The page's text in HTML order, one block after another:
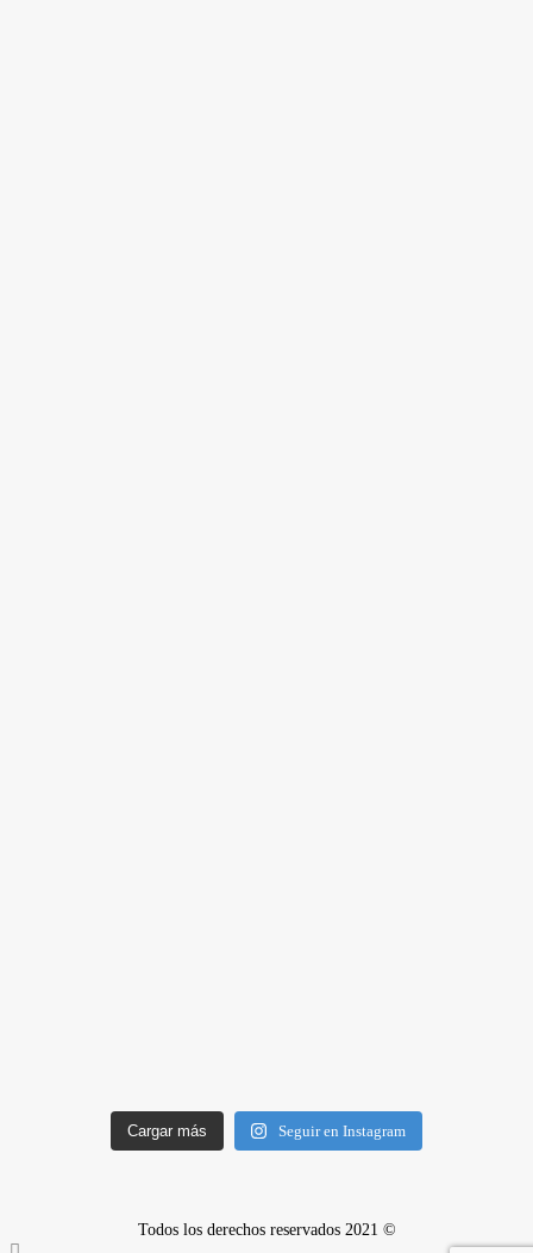
Cargar más Seguir en Instagram
Todos los derechos reservados 2021 ©